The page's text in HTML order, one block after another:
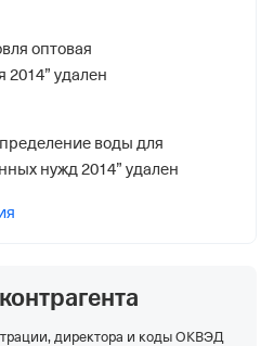
оптовая
2014” удален
воды для
нужд 2014” удален
директора и коды ОКВЭД